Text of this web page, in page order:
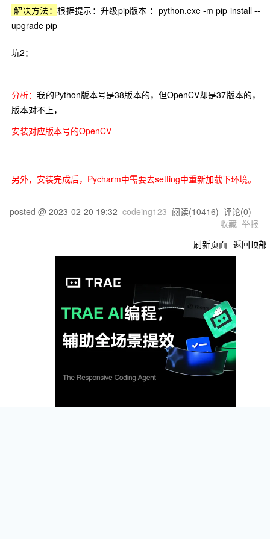
解决方法：根据提示：升级pip版本 ：python.exe -m pip install --
upgrade pip
坑2：
分析：我的Python版本号是38版本的，但OpenCV却是37版本的，
版本对不上，
安装对应版本号的OpenCV
另外，安装完成后，Pycharm中需要去setting中重新加载下环境。
posted @ 2023-02-20 19:32 codeing123 阅读(10416) 评论(0)
收藏 举报
刷新页面 返回顶部